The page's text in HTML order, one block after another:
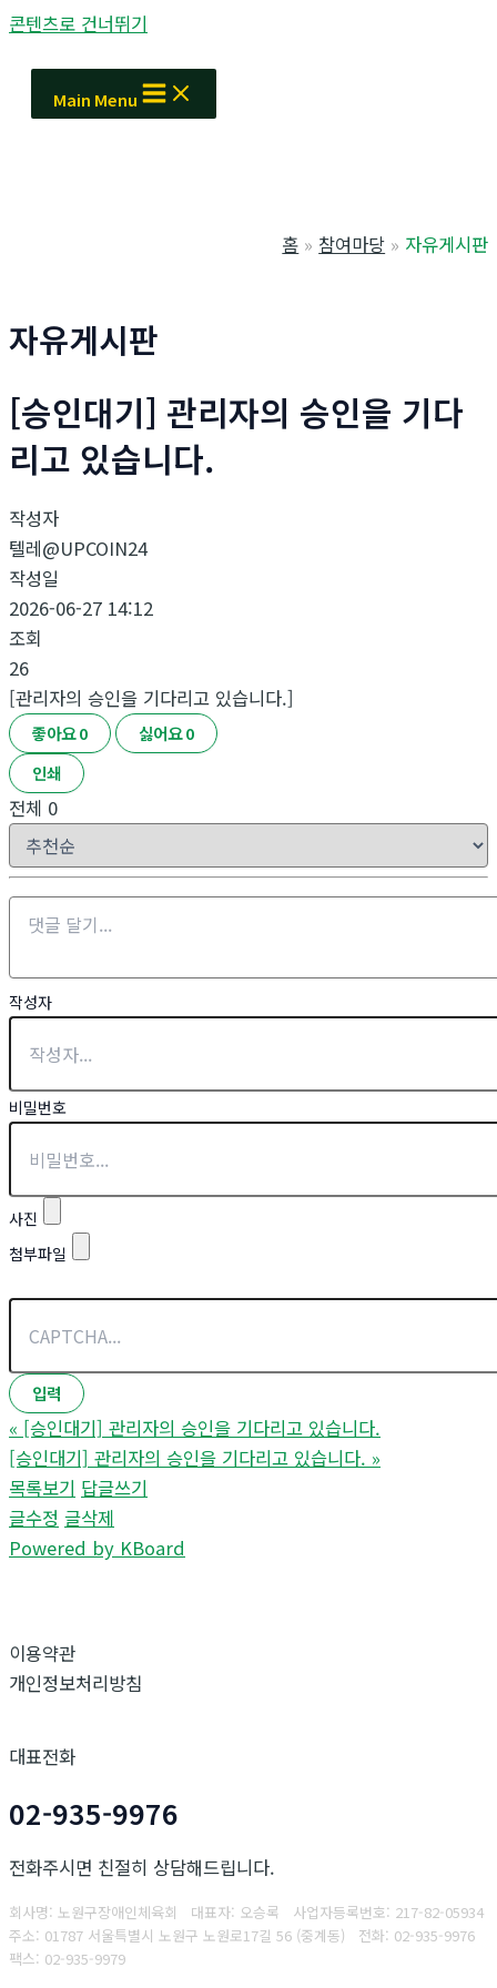
콘텐츠로 건너뛰기
Main Menu
홈 참여마당 자유게시판
자유게시판
[승인대기] 관리자의 승인을 기다
리고 있습니다.
작성자
텔레@UPCOIN24
작성일
2026-06-27 14:12
조회
26
[관리자의 승인을 기다리고 있습니다.]
좋아요0 싫어요0
인쇄
전체 0
작성자
비밀번호
사진
첨부파일
« [승인대기] 관리자의 승인을 기다리고 있습니다.
[승인대기] 관리자의 승인을 기다리고 있습니다. »
목록보기 답글쓰기
글수정 글삭제
Powered by KBoard
이용약관
개인정보처리방침
대표전화
02-935-9976
전화주시면 친절히 상담해드립니다.
회사명: 노원구장애인체육회 대표자: 오승록 사업자등록번호: 217-82-05934
주소: 01787 서울특별시 노원구 노원로17길 56 (중계동) 전화: 02-935-9976
팩스: 02-935-9979